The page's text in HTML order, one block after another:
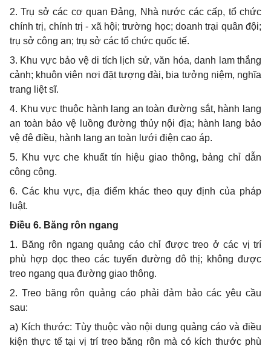
2. Trụ sở các cơ quan Đảng, Nhà nước các cấp, tổ chức
chính trị, chính trị - xã hội; trường học; doanh trại quân đội;
trụ sở công an; trụ sở các tổ chức quốc tế.
3. Khu vực bảo vệ di tích lịch sử, văn hóa, danh lam thắng
cảnh; khuôn viên nơi đặt tượng đài, bia tưởng niệm, nghĩa
trang liệt sĩ.
4. Khu vực thuộc hành lang an toàn đường sắt, hành lang
an toàn bảo vệ luồng đường thủy nội địa; hành lang bảo
vệ đê điều, hành lang an toàn lưới điện cao áp.
5. Khu vực che khuất tín hiệu giao thông, bảng chỉ dẫn
công cộng.
6. Các khu vực, địa điểm khác theo quy định của pháp
luật.
Điều 6. Băng rôn ngang
1. Băng rôn ngang quảng cáo chỉ được treo ở các vị trí
phù hợp dọc theo các tuyến đường đô thị; không được
treo ngang qua đường giao thông.
2. Treo băng rôn quảng cáo phải đảm bảo các yêu cầu
sau:
a) Kích thước: Tùy thuộc vào nội dung quảng cáo và điều
kiện thực tế tại vị trí treo băng rôn mà có kích thước phù